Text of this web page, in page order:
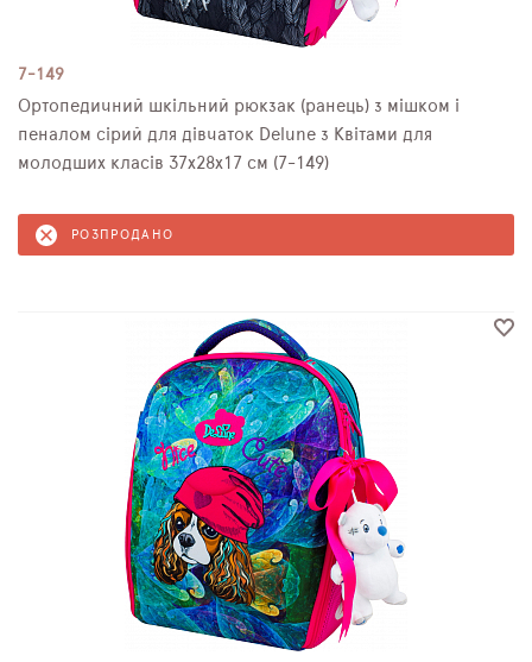
7-149
Ортопедичний шкільний рюкзак (ранець) з мішком і
пеналом сірий для дівчаток Delune з Квітами для
молодших класів 37х28х17 см (7-149)
РОЗПРОДАНО